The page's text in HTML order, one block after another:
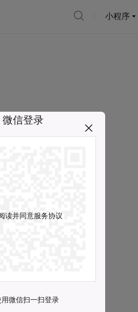
小程序
微信登录
读并同意服务协议
微信扫一扫登录